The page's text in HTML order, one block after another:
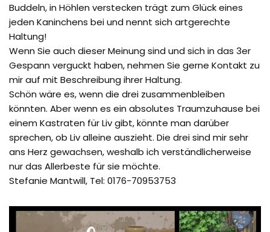
Buddeln, in Höhlen verstecken trägt zum Glück eines
jeden Kaninchens bei und nennt sich artgerechte
Haltung!
Wenn Sie auch dieser Meinung sind und sich in das 3er
Gespann verguckt haben, nehmen Sie gerne Kontakt zu
mir auf mit Beschreibung ihrer Haltung.
Schön wäre es, wenn die drei zusammenbleiben
könnten. Aber wenn es ein absolutes Traumzuhause bei
einem Kastraten für Liv gibt, könnte man darüber
sprechen, ob Liv alleine auszieht. Die drei sind mir sehr
ans Herz gewachsen, weshalb ich verständlicherweise
nur das Allerbeste für sie möchte.
Stefanie Mantwill, Tel: 0176-70953753